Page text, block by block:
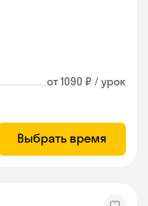
от 1090 ₽ / урок
Выбрать время